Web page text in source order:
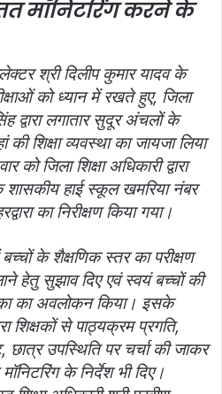
मॉनिटरिंग करने के
श्री दिलीप कुमार यादव के
को ध्यान में रखते हुए, जिला
द्वारा लगातार सुदूर अंचलों के
की शिक्षा व्यवस्था का जायजा लिया
जिला शिक्षा अधिकारी द्वारा
शासकीय हाई स्कूल खमरिया नंबर
का निरीक्षण किया गया।
के शैक्षणिक स्तर का परीक्षण
हेतु सुझाव दिए एवं स्वयं बच्चों की
का अवलोकन किया। इसके
शिक्षकों से पाठ्यक्रम प्रगति,
उपस्थिति पर चर्चा की जाकर
के निर्देश भी दिए।